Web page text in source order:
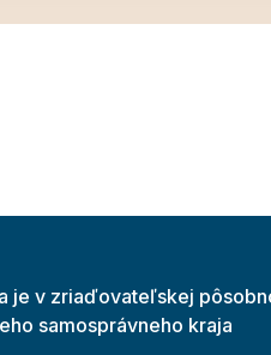
je v zriaďovateľskej
samosprávneho kraja